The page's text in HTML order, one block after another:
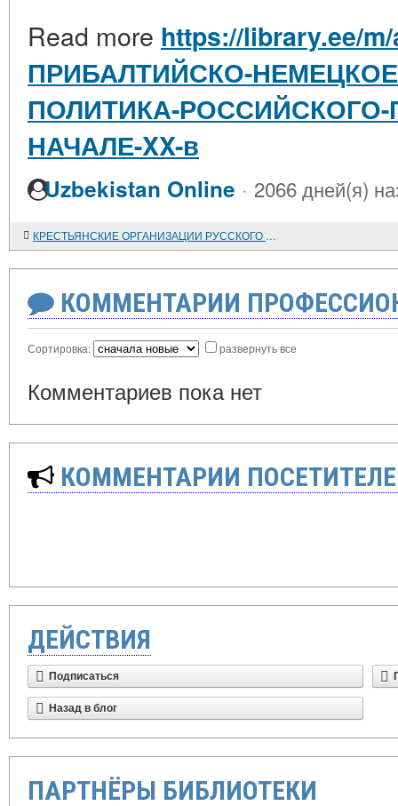
Read more https://library.ee/
ПРИБАЛТИЙСКО-
ПОЛИТИКА-РОССИЙСКОГО-
НАЧАЛЕ-XX-в
Uzbekistan Online · 2066 дней(я)
КРЕСТЬЯНСКИЕ ОРГАНИЗАЦИИ РУССКОГО ЗАРУБЕЖЬЯ
КОММЕНТАРИИ
Сортировка: развернуть все
Комментариев пока нет
КОММЕНТАРИИ
ДЕЙСТВИЯ
Подписаться
Назад в блог
ПАРТНЁРЫ БИБЛИОТЕКИ